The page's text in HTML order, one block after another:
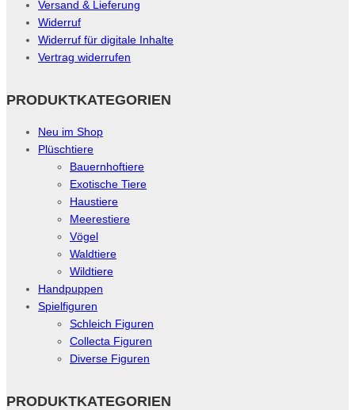
Versand & Lieferung
Widerruf
Widerruf für digitale Inhalte
Vertrag widerrufen
PRODUKTKATEGORIEN
Neu im Shop
Plüschtiere
Bauernhoftiere
Exotische Tiere
Haustiere
Meerestiere
Vögel
Waldtiere
Wildtiere
Handpuppen
Spielfiguren
Schleich Figuren
Collecta Figuren
Diverse Figuren
PRODUKTKATEGORIEN